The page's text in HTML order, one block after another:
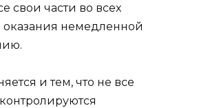
свои части во всех
немедленной
и тем, что не все